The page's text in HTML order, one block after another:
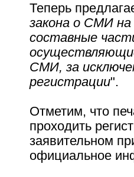
Теперь
закона о СМИ
составные
СМИ, за
регистрации".
Отметим, что
проходить
заявительном
официальное